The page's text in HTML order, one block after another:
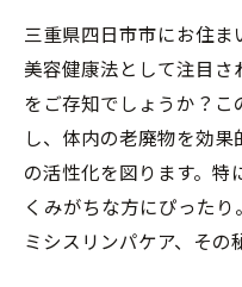
三重県四日市市にお住
美容健康法として注目
をご存知でしょうか？
し、体内の老廃物を効
の活性化を図ります。特
くみがちな方にぴった
ミシスリンパケア、その